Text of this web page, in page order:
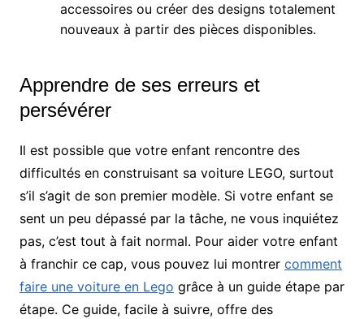
accessoires ou créer des designs totalement
nouveaux à partir des pièces disponibles.
Apprendre de ses erreurs et
persévérer
Il est possible que votre enfant rencontre des
difficultés en construisant sa voiture LEGO, surtout
s’il s’agit de son premier modèle. Si votre enfant se
sent un peu dépassé par la tâche, ne vous inquiétez
pas, c’est tout à fait normal. Pour aider votre enfant
à franchir ce cap, vous pouvez lui montrer comment
faire une voiture en Lego grâce à un guide étape par
étape. Ce guide, facile à suivre, offre des